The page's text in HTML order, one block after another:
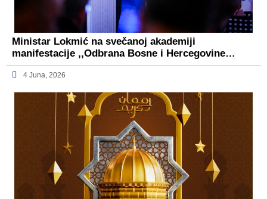
Ministar Lokmić na svečanoj akademiji
manifestacije ,,Odbrana Bosne i Hercegovine…
4 Juna, 2026